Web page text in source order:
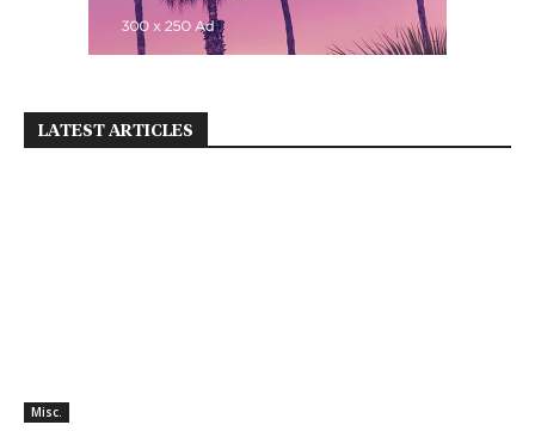
LATEST ARTICLES
Misc.